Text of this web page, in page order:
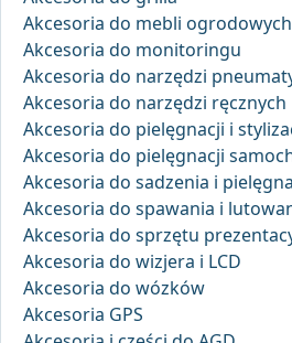
Akcesoria do mebli ogrodowych
Akcesoria do monitoringu
Akcesoria do narzędzi
Akcesoria do narzędzi ręcznych
Akcesoria do pielęgnacji i
Akcesoria do pielęgnacji
Akcesoria do sadzenia i
Akcesoria do spawania i
Akcesoria do sprzętu
Akcesoria do wizjera i LCD
Akcesoria do wózków
Akcesoria GPS